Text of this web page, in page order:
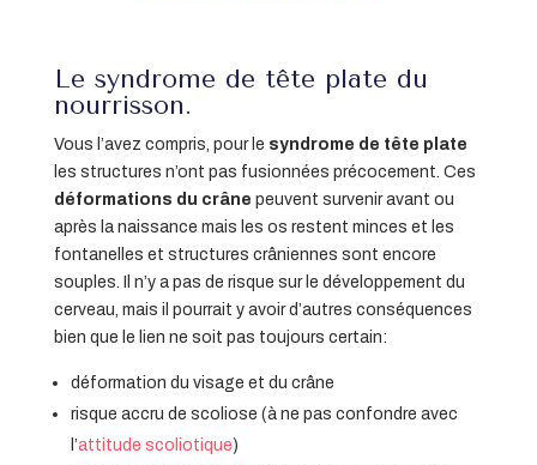
Le syndrome de tête plate du
nourrisson.
Vous l’avez compris, pour le syndrome de tête plate
les structures n’ont pas fusionnées précocement. Ces
déformations du crâne peuvent survenir avant ou
après la naissance mais les os restent minces et les
fontanelles et structures crâniennes sont encore
souples. Il n’y a pas de risque sur le développement du
cerveau, mais il pourrait y avoir d’autres conséquences
bien que le lien ne soit pas toujours certain:
déformation du visage et du crâne
risque accru de scoliose (à ne pas confondre avec
l’attitude scoliotique)